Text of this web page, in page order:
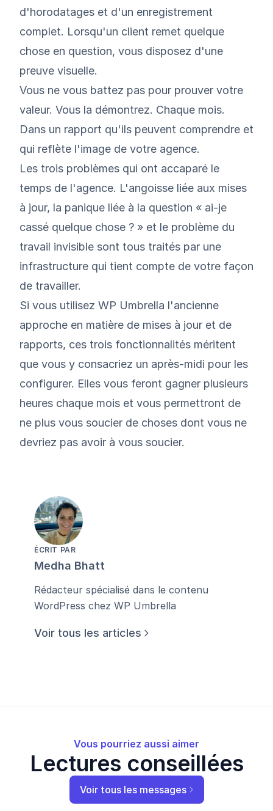
d'horodatages et d'un enregistrement
complet. Lorsqu'un client remet quelque
chose en question, vous disposez d'une
preuve visuelle.
Vous ne vous battez pas pour prouver votre
valeur. Vous la démontrez. Chaque mois.
Dans un rapport qu'ils peuvent comprendre et
qui reflète l'image de votre agence.
Les trois problèmes qui ont accaparé le
temps de l'agence. L'angoisse liée aux mises
à jour, la panique liée à la question « ai-je
cassé quelque chose ? » et le problème du
travail invisible sont tous traités par une
infrastructure qui tient compte de votre façon
de travailler.
Si vous utilisez WP Umbrella l'ancienne
approche en matière de mises à jour et de
rapports, ces trois fonctionnalités méritent
que vous y consacriez un après-midi pour les
configurer. Elles vous feront gagner plusieurs
heures chaque mois et vous permettront de
ne plus vous soucier de choses dont vous ne
devriez pas avoir à vous soucier.
ÉCRIT PAR
Medha Bhatt
Rédacteur spécialisé dans le contenu
WordPress chez WP Umbrella
Voir tous les articles
Vous pourriez aussi aimer
Lectures conseillées
Voir tous les messages